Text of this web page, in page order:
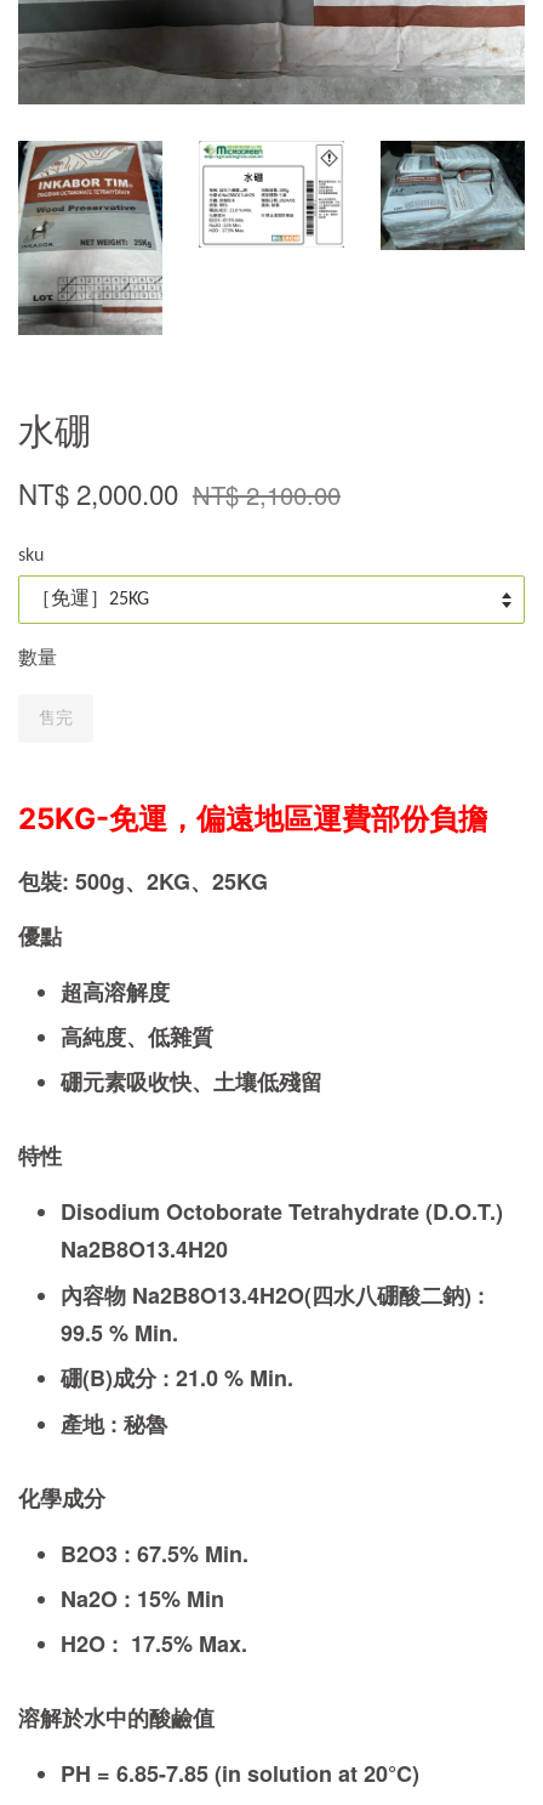
水硼
NT$ 2,000.00 NT$ 2,100.00
sku
數量
售完
25KG-免運，偏遠地區運費部份負擔
包裝: 500g、2KG、25KG
優點
超高溶解度
高純度、低雜質
硼元素吸收快、土壤低殘留
特性
Disodium Octoborate Tetrahydrate (D.O.T.)
Na2B8O13.4H20
內容物 Na2B8O13.4H2O(四水八硼酸二鈉) :
99.5 % Min.
硼(B)成分 : 21.0 % Min.
產地 : 秘魯
化學成分
B2O3 : 67.5% Min.
Na2O : 15% Min
H2O : 17.5% Max.
溶解於水中的酸鹼值
PH = 6.85-7.85 (in solution at 20°C)